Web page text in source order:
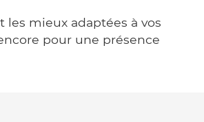
mieux adaptées à vos
pour une présence